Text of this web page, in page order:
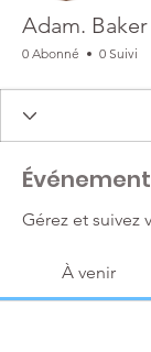
Adam. Baker
0 Abonné 0 Suivi
Gérez et suivez
À venir